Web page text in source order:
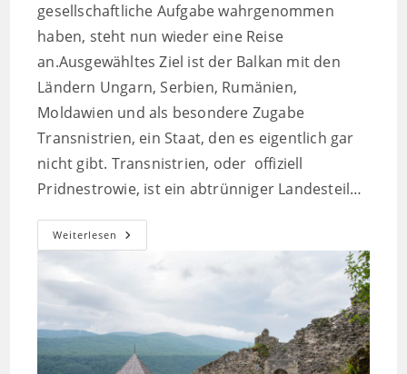
gesellschaftliche Aufgabe wahrgenommen
haben, steht nun wieder eine Reise
an.Ausgewähltes Ziel ist der Balkan mit den
Ländern Ungarn, Serbien, Rumänien,
Moldawien und als besondere Zugabe
Transnistrien, ein Staat, den es eigentlich gar
nicht gibt. Transnistrien, oder offiziell
Pridnestrowie, ist ein abtrünniger Landesteil…
Weiterlesen Bald
Geht
Wieder